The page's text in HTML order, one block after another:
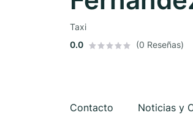
Taxi
0.0
(0 Reseñas)
Contacto Noticias y